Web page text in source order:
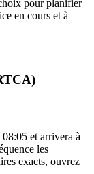
pour planifier
en cours et à
et arrivera à
les
exacts, ouvrez